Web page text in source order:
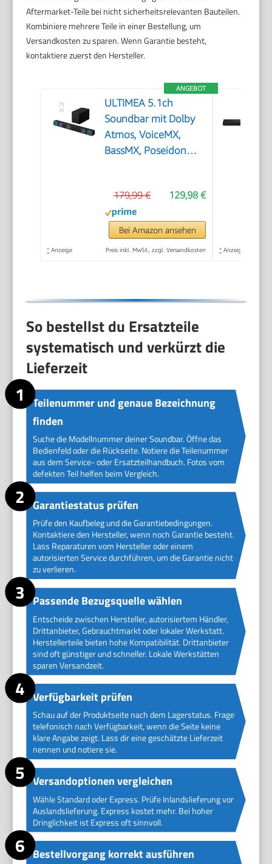
Aftermarket-Teile bei nicht sicherheitsrelevanten Bauteilen.
Kombiniere mehrere Teile in einer Bestellung, um
Versandkosten zu sparen. Wenn Garantie besteht,
kontaktiere zuerst den Hersteller.
ANGEBOT
ULTIMEA 5.1ch
Soundbar mit Dolby
Atmos, VoiceMX,
BassMX, Poseidon
129,98 €
179,99 €
Bei Amazon ansehen
* Anzeige Preis inkl. MwSt., zzgl. Versandkosten * Anzeige
So bestellst du Ersatzteile
systematisch und verkürzt die
Lieferzeit
Teilenummer und genaue Bezeichnung
finden
Suche die Modellnummer deiner Soundbar. Öffne das
Bedienfeld oder die Rückseite. Notiere die Teilenummer
aus dem Service- oder Ersatzteilhandbuch. Fotos vom
defekten Teil helfen beim Vergleich.
Garantiestatus prüfen
Prüfe den Kaufbeleg und die Garantiebedingungen.
Kontaktiere den Hersteller, wenn noch Garantie besteht.
Lass Reparaturen vom Hersteller oder einem
autorisierten Service durchführen, um die Garantie nicht
zu verlieren.
Passende Bezugsquelle wählen
Entscheide zwischen Hersteller, autorisiertem Händler,
Drittanbieter, Gebrauchtmarkt oder lokaler Werkstatt.
Herstellerteile bieten hohe Kompatibilität. Drittanbieter
sind oft günstiger und schneller. Lokale Werkstätten
sparen Versandzeit.
Verfügbarkeit prüfen
Schau auf der Produktseite nach dem Lagerstatus. Frage
telefonisch nach Verfügbarkeit, wenn die Seite keine
klare Angabe zeigt. Lass dir eine geschätzte Lieferzeit
nennen und notiere sie.
Versandoptionen vergleichen
Wähle Standard oder Express. Prüfe Inlandslieferung vor
Auslandslieferung. Express kostet mehr. Bei hoher
Dringlichkeit ist Express oft sinnvoll.
Bestellvorgang korrekt ausführen